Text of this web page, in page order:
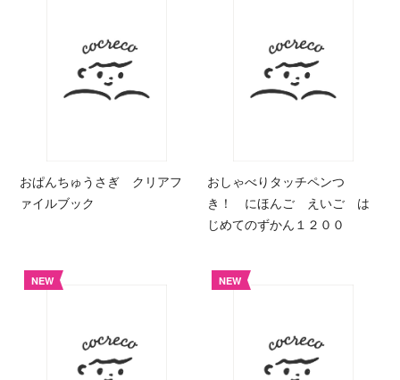
おぱんちゅうさぎ クリアフ
ァイルブック
おしゃべりタッチペンつ
き！ にほんご えいご は
じめてのずかん１２００
NEW NEW